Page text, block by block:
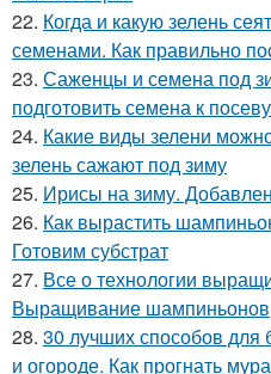
22. Когда и какую зелень
семенами. Как правильно
23. Саженцы и семена под
подготовить семена к
24. Какие виды зелени
зелень сажают под зиму
25. Ирисы на зиму.
26. Как вырастить
Готовим субстрат
27. Все о технологии
Выращивание шампиньонов
28. 30 лучших способов для
и огороде. Как прогнать